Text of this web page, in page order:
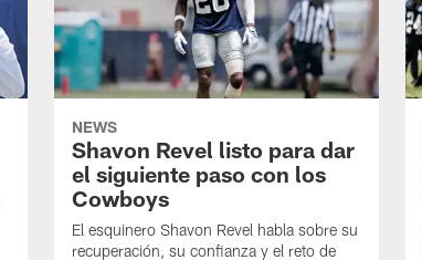
NEWS
Shavon Revel listo para dar
el siguiente paso con los
Cowboys
El esquinero Shavon Revel habla sobre su
recuperación, su confianza y el reto de